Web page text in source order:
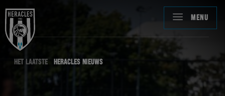
MENU
HET LAATSTE HERACLES NIEUWS